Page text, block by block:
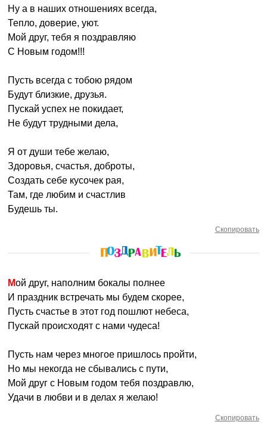
Ну а в наших отношениях всегда,
Тепло, доверие, уют.
Мой друг, тебя я поздравляю
С Новым годом!!!
Пусть всегда с тобою рядом
Будут близкие, друзья.
Пускай успех не покидает,
Не будут трудными дела,
Я от души тебе желаю,
Здоровья, счастья, доброты,
Создать себе кусочек рая,
Там, где любим и счастлив
Будешь ты.
Скопировать
Мой друг, наполним бокалы полнее
И праздник встречать мы будем скорее,
Пусть счастье в этот год пошлют небеса,
Пускай происходят с нами чудеса!
Пусть нам через многое пришлось пройти,
Но мы некогда не сбывались с пути,
Мой друг с Новым годом тебя поздравлю,
Удачи в любви и в делах я желаю!
Скопировать